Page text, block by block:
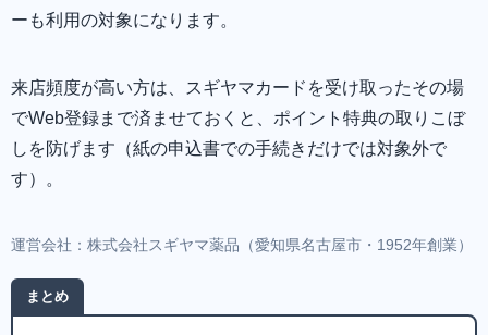
ーも利用の対象になります。
来店頻度が高い方は、スギヤマカードを受け取ったその場
でWeb登録まで済ませておくと、ポイント特典の取りこぼ
しを防げます（紙の申込書での手続きだけでは対象外で
す）。
運営会社：株式会社スギヤマ薬品（愛知県名古屋市・1952年創業）
まとめ